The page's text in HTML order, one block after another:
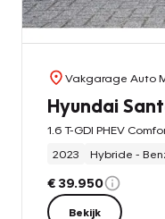
Vakgarage Auto
Hyundai
1.6 T-GDI PHEV
2023
Hybride -
€ 39.950
Bekijk